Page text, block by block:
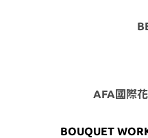
AFA國際
BOUQUET